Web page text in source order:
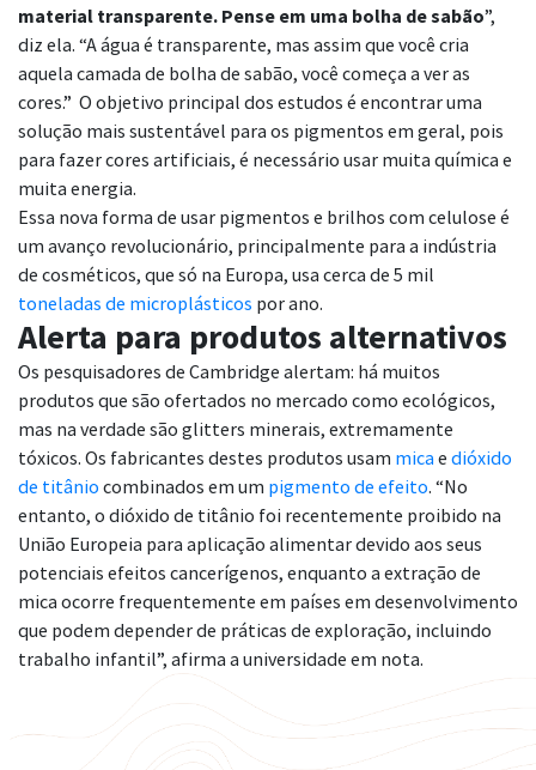
material transparente. Pense em uma bolha de sabão”,
diz ela. “A água é transparente, mas assim que você cria
aquela camada de bolha de sabão, você começa a ver as
cores.” O objetivo principal dos estudos é encontrar uma
solução mais sustentável para os pigmentos em geral, pois
para fazer cores artificiais, é necessário usar muita química e
muita energia.
Essa nova forma de usar pigmentos e brilhos com celulose é
um avanço revolucionário, principalmente para a indústria
de cosméticos, que só na Europa, usa cerca de 5 mil
toneladas de microplásticos por ano.
Alerta para produtos alternativos
Os pesquisadores de Cambridge alertam: há muitos
produtos que são ofertados no mercado como ecológicos,
mas na verdade são glitters minerais, extremamente
tóxicos. Os fabricantes destes produtos usam mica e dióxido
de titânio combinados em um pigmento de efeito. “No
entanto, o dióxido de titânio foi recentemente proibido na
União Europeia para aplicação alimentar devido aos seus
potenciais efeitos cancerígenos, enquanto a extração de
mica ocorre frequentemente em países em desenvolvimento
que podem depender de práticas de exploração, incluindo
trabalho infantil”, afirma a universidade em nota.